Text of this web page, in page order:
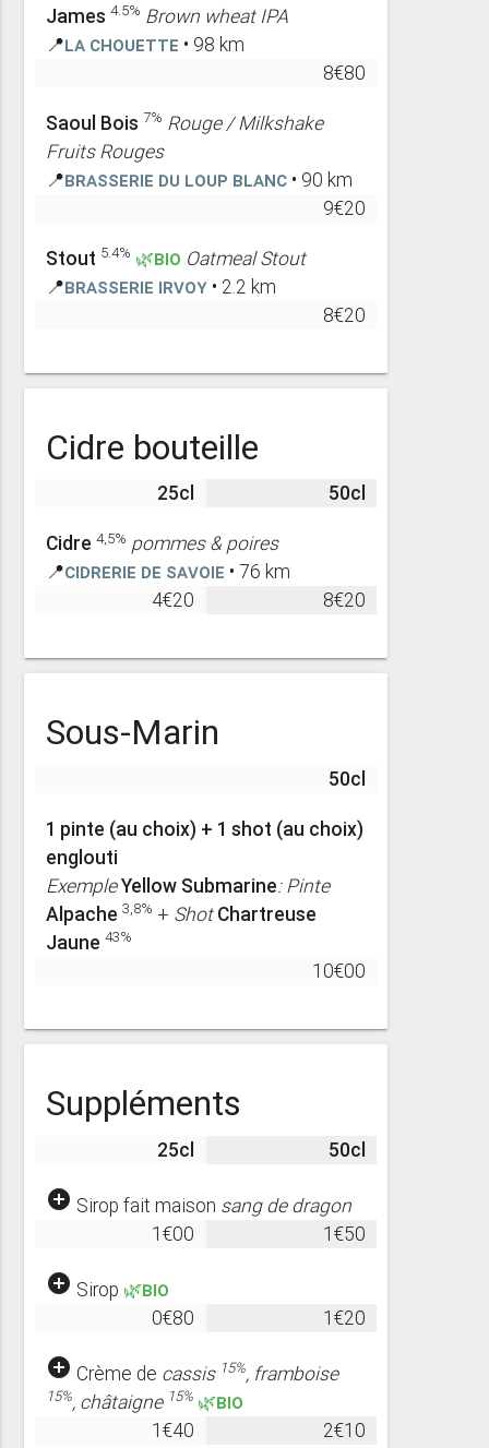
James 4.5% Brown wheat IPA
📍La Chouette • 98 km
8€80
Saoul Bois 7% Rouge / Milkshake
Fruits Rouges
📍Brasserie du Loup Blanc • 90 km
9€20
Stout 5.4% 🌿BIO Oatmeal Stout
📍Brasserie Irvoy • 2.2 km
8€20
Cidre bouteille
25cl 50cl
Cidre 4,5% pommes & poires
📍Cidrerie de Savoie • 76 km
4€20
8€20
Sous-Marin
50cl
1 pinte (au choix) + 1 shot (au choix)
englouti
ExempleYellow Submarine: Pinte
Alpache 3,8% + Shot Chartreuse
Jaune 43%
10€00
Suppléments
25cl 50cl
add_circle Sirop fait maison sang de dragon
1€00
1€50
add_circle Sirop 🌿BIO
0€80
1€20
add_circle Crème de cassis 15%, framboise
15%, châtaigne 15% 🌿BIO
1€40
2€10